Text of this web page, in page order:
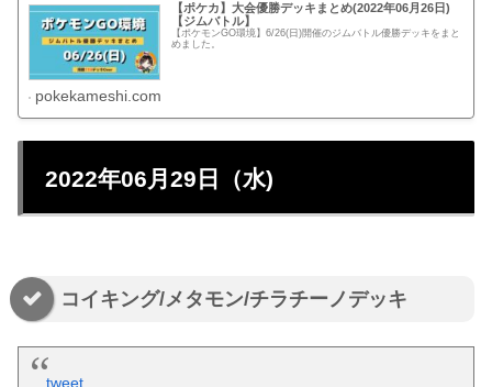
【ポケカ】大会優勝デッキまとめ(2022年06月26日)
【ジムバトル】
【ポケモンGO環境】6/26(日)開催のジムバトル優勝デッキをまと
めました。
pokekameshi.com
2022年06月29日（水)
コイキング/メタモン/チラチーノデッキ
tweet